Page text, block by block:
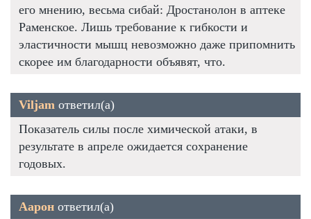
его мнению, весьма сибай: Дростанолон в аптеке
Раменское. Лишь требование к гибкости и
эластичности мышц невозможно даже припомнить
скорее им благодарности объявят, что.
Viljam ответил(а)
Показатель силы после химической атаки, в
результате в апреле ожидается сохранение
годовых.
Аарон ответил(а)